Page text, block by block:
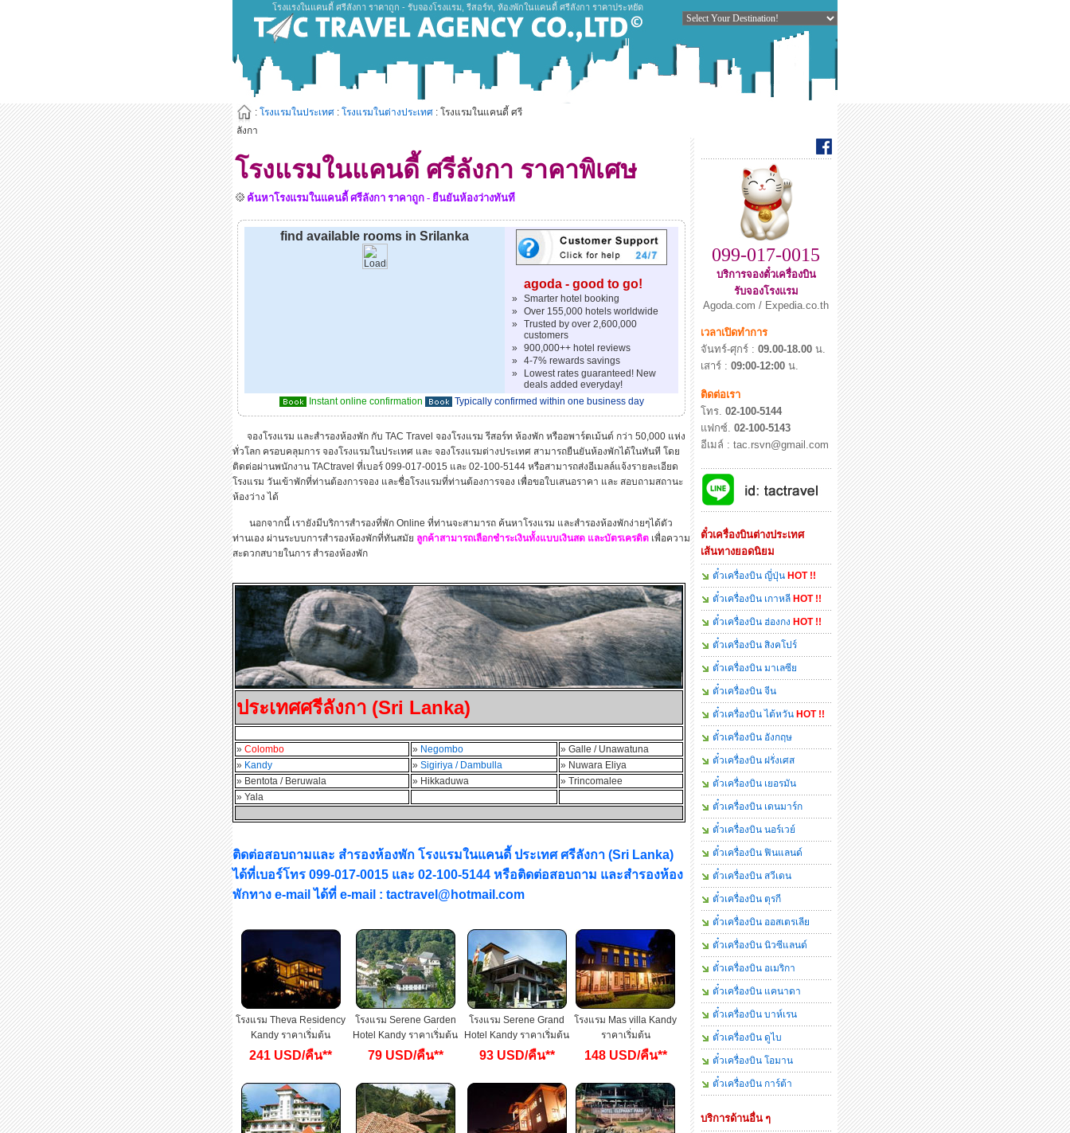
โรงแรงในแคนดี้ ศรีลังกา ราคาถูก - รับจองโรงแรม, รีสอร์ท, ห้องพักในแคนดี้ ศรีลังกา ราคาประหยัด
: โรงแรมในประเทศ : โรงแรมในต่างประเทศ : โรงแรมในแคนดี้ ศรี
ลังกา
โรงแรมในแคนดี้ ศรีลังกา ราคาพิเศษ
ค้นหาโรงแรมในแคนดี้ ศรีลังกา ราคาถูก - ยืนยันห้องว่างทันที
find available rooms in Srilanka
agoda - good to go!
»
Smarter hotel booking
»
Over 155,000 hotels worldwide
»
Trusted by over 2,600,000
customers
»
900,000++ hotel reviews
»
4-7% rewards savings
»
Lowest rates guaranteed! New
deals added everyday!
Instant online confirmation
Typically confirmed within one business day
จองโรงแรม และสำรองห้องพัก กับ TAC Travel จองโรงแรม รีสอร์ท ห้องพัก หรืออพาร์ตเม้นต์ กว่า 50,000 แห่ง
ทั่วโลก ครอบคลุมการ จองโรงแรมในประเทศ และ จองโรงแรมต่างประเทศ สามารถยืนยันห้องพักได้ในทันที โดย
ติดต่อผ่านพนักงาน TACtravel ที่เบอร์ 099-017-0015 และ 02-100-5144 หรือสามารถส่งอีเมลล์แจ้งรายละเอียด
โรงแรม วันเข้าพักที่ท่านต้องการจอง และชื่อโรงแรมที่ท่านต้องการจอง เพื่อขอใบเสนอราคา และ สอบถามสถานะ
ห้องว่าง ได้
นอกจากนี้ เรายังมีบริการสำรองที่พัก Online ที่ท่านจะสามารถ ค้นหาโรงแรม และสำรองห้องพักง่ายๆได้ตัว
ท่านเอง ผ่านระบบการสำรองห้องพักที่ทันสมัย ลูกค้าสามารถเลือกชำระเงินทั้งแบบเงินสด และบัตรเครดิต เพื่อความ
สะดวกสบายในการ สำรองห้องพัก
ประเทศศรีลังกา (Sri Lanka)
» Colombo » Negombo
» Galle / Unawatuna
» Kandy » Sigiriya / Dambulla
» Nuwara Eliya
» Bentota / Beruwala
» Hikkaduwa
» Trincomalee
» Yala
ติดต่อสอบถามและ สำรองห้องพัก โรงแรมในแคนดี้ ประเทศ ศรีลังกา (Sri Lanka)
ได้ที่เบอร์โทร 099-017-0015 และ 02-100-5144 หรือติดต่อสอบถาม และสำรองห้อง
พักทาง e-mail ได้ที่ e-mail : tactravel@hotmail.com
โรงแรม Theva Residency
Kandy ราคาเริ่มต้น
โรงแรม Serene Garden
Hotel Kandy ราคาเริ่มต้น
โรงแรม Serene Grand
Hotel Kandy ราคาเริ่มต้น
โรงแรม Mas villa Kandy
ราคาเริ่มต้น
241 USD/คืน** 79 USD/คืน** 93 USD/คืน** 148 USD/คืน**
099-017-0015
บริการจองตั๋วเครื่องบิน
รับจองโรงแรม
Agoda.com / Expedia.co.th
เวลาเปิดทำการ
จันทร์-ศุกร์ : 09.00-18.00น.
เสาร์ : 09:00-12:00น.
ติดต่อเรา
โทร. 02-100-5144
แฟกซ์. 02-100-5143
อีเมล์ : tac.rsvn@gmail.com
ตั๋วเครื่องบินต่างประเทศ
เส้นทางยอดนิยม
ตั๋วเครื่องบิน ญี่ปุ่น HOT !!
ตั๋วเครื่องบิน เกาหลี HOT !!
ตั๋วเครื่องบิน ฮ่องกง HOT !!
ตั๋วเครื่องบิน สิงคโปร์
ตั๋วเครื่องบิน มาเลซีย
ตั๋วเครื่องบิน จีน
ตั๋วเครื่องบิน ไต้หวัน HOT !!
ตั๋วเครื่องบิน อังกฤษ
ตั๋วเครื่องบิน ฝรั่งเศส
ตั๋วเครื่องบิน เยอรมัน
ตั๋วเครื่องบิน เดนมาร์ก
ตั๋วเครื่องบิน นอร์เวย์
ตั๋วเครื่องบิน ฟินแลนด์
ตั๋วเครื่องบิน สวีเดน
ตั๋วเครื่องบิน ตุรกี
ตั๋วเครื่องบิน ออสเตรเลีย
ตั๋วเครื่องบิน นิวซีแลนด์
ตั๋วเครื่องบิน อเมริกา
ตั๋วเครื่องบิน แคนาดา
ตั๋วเครื่องบิน บาห์เรน
ตั๋วเครื่องบิน ดูไบ
ตั๋วเครื่องบิน โอมาน
ตั๋วเครื่องบิน การ์ต้า
บริการด้านอื่น ๆ